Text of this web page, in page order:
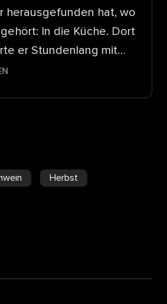
herausgefunden hat, wo
In die Küche. Dort
er Stundenlang mit
Zutaten und exklusiven
Herbst